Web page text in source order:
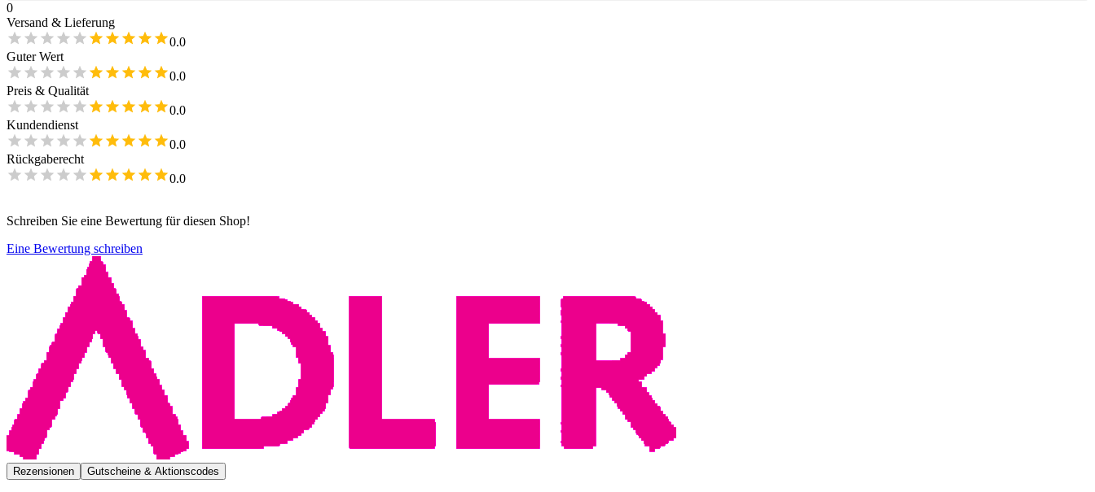
0
Versand & Lieferung
0.0
Guter Wert
0.0
Preis & Qualität
0.0
Kundendienst
0.0
Rückgaberecht
0.0
Schreiben Sie eine Bewertung für diesen Shop!
Eine Bewertung schreiben
Rezensionen Gutscheine & Aktionscodes